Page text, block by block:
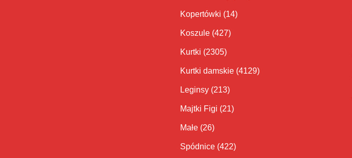
Kopertówki (14)
Koszule (427)
Kurtki (2305)
Kurtki damskie (4129)
Leginsy (213)
Majtki Figi (21)
Małe (26)
Spódnice (422)